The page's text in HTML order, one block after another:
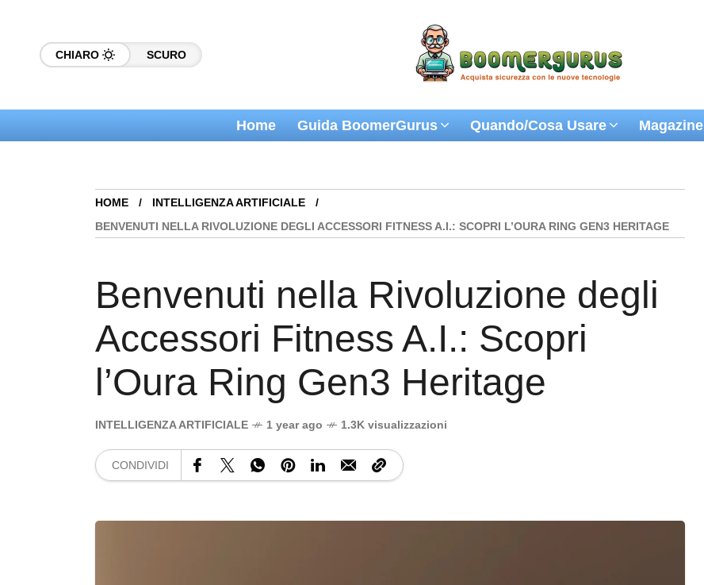
CHIARO SCURO
Home Guida BoomerGurus Quando/Cosa Usare Magazine
HOME
INTELLIGENZA ARTIFICIALE
BENVENUTI NELLA RIVOLUZIONE DEGLI ACCESSORI FITNESS A.I.: SCOPRI L’OURA RING GEN3 HERITAGE
Benvenuti nella Rivoluzione degli
Accessori Fitness A.I.: Scopri
l’Oura Ring Gen3 Heritage
INTELLIGENZA ARTIFICIALE 1 year ago 1.3K visualizzazioni
CONDIVIDI